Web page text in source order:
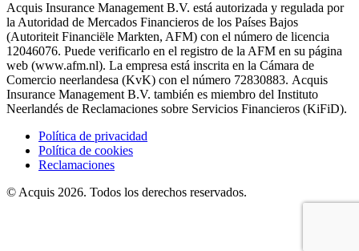
Acquis Insurance Management B.V. está autorizada y regulada por
la Autoridad de Mercados Financieros de los Países Bajos
(Autoriteit Financiële Markten, AFM) con el número de licencia
12046076. Puede verificarlo en el registro de la AFM en su página
web (www.afm.nl). La empresa está inscrita en la Cámara de
Comercio neerlandesa (KvK) con el número 72830883. Acquis
Insurance Management B.V. también es miembro del Instituto
Neerlandés de Reclamaciones sobre Servicios Financieros (KiFiD).
Política de privacidad
Política de cookies
Reclamaciones
© Acquis 2026. Todos los derechos reservados.